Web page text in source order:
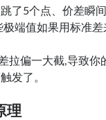
了5个点、价差瞬
端值如果用标准差
拉偏一大截,导致
发了。
理